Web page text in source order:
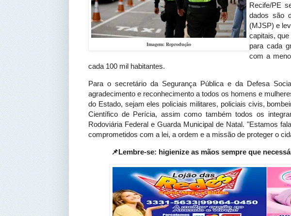
Imagem: Reprodução
Recife/PE
dados são
(MJSP) e
capitais,
para cada
com a
cada 100 mil habitantes.
Para o secretário da Segurança Pública e da Defesa
agradecimento e reconhecimento a todos os homens e
do Estado, sejam eles policiais militares, policiais civis,
Científico de Perícia, assim como também todos os
Rodoviária Federal e Guarda Municipal de Natal. "Estamos
comprometidos com a lei, a ordem e a missão de proteger o
📌Lembre-se: higienize as mãos sempre que